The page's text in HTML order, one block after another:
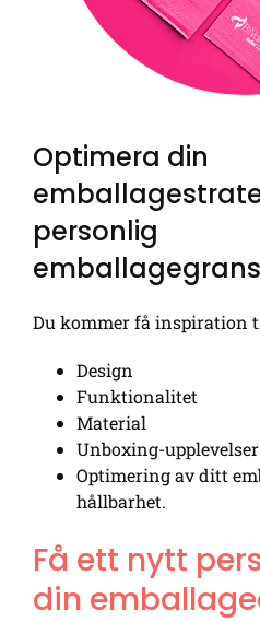
Optimera din
personlig
Du kommer få inspiration
Design
Funktionalitet
Material
Unboxing-upplevelser
Optimering av ditt
hållbarhet.
Få ett nytt
din